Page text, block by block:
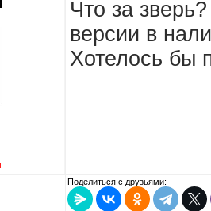
Что за
версии в
Хотелось бы
Поделиться с друзьями: